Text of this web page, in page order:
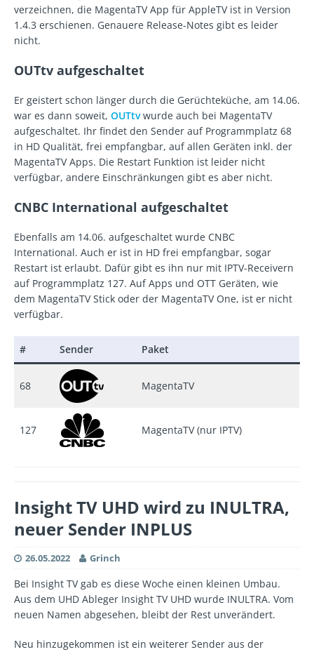
verzeichnen, die MagentaTV App für AppleTV ist in Version
1.4.3 erschienen. Genauere Release-Notes gibt es leider
nicht.
OUTtv aufgeschaltet
Er geistert schon länger durch die Gerüchteküche, am 14.06.
war es dann soweit, OUTtvwurde auch bei MagentaTV
aufgeschaltet. Ihr findet den Sender auf Programmplatz 68
in HD Qualität, frei empfangbar, auf allen Geräten inkl. der
MagentaTV Apps. Die Restart Funktion ist leider nicht
verfügbar, andere Einschränkungen gibt es aber nicht.
CNBC International aufgeschaltet
Ebenfalls am 14.06. aufgeschaltet wurde CNBC
International. Auch er ist in HD frei empfangbar, sogar
Restart ist erlaubt. Dafür gibt es ihn nur mit IPTV-Receivern
auf Programmplatz 127. Auf Apps und OTT Geräten, wie
dem MagentaTV Stick oder der MagentaTV One, ist er nicht
verfügbar.
# Sender Paket
68 MagentaTV
127 MagentaTV (nur IPTV)
Insight TV UHD wird zu INULTRA,
neuer Sender INPLUS
26.05.2022 Grinch
Bei Insight TV gab es diese Woche einen kleinen Umbau.
Aus dem UHD Ableger Insight TV UHD wurde INULTRA. Vom
neuen Namen abgesehen, bleibt der Rest unverändert.
Neu hinzugekommen ist ein weiterer Sender aus der